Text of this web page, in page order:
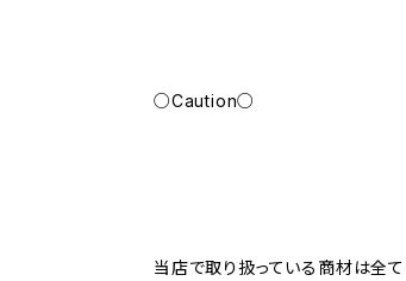
○Caution○
当店で取り扱っている商材は全て